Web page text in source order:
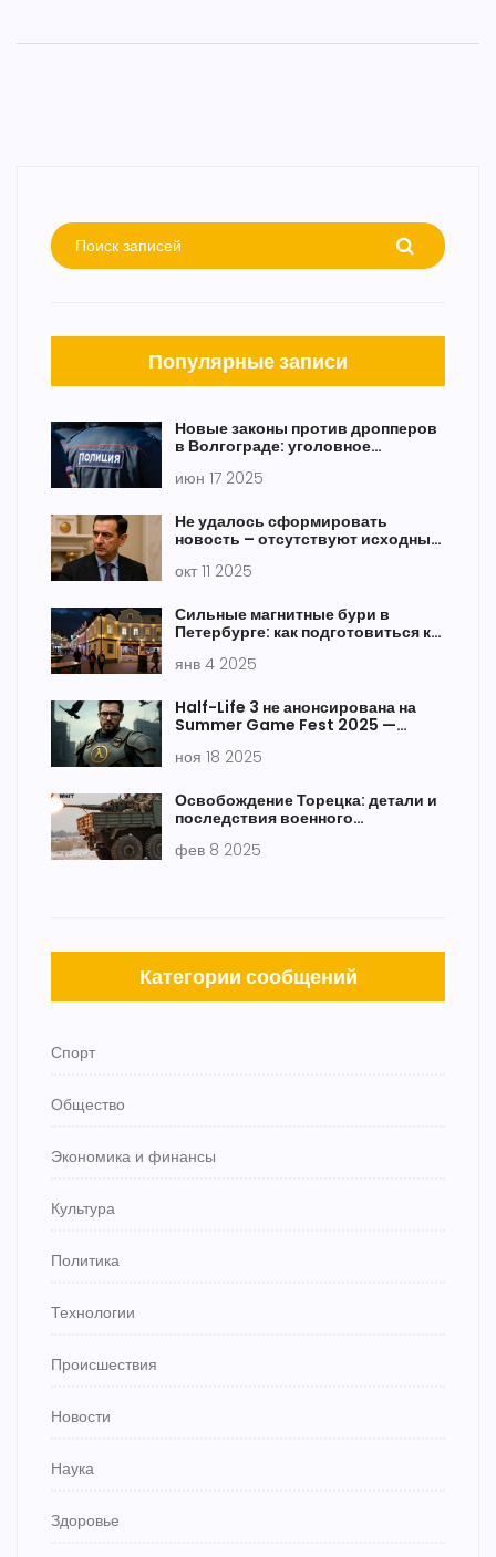
Популярные записи
Новые законы против дропперов
в Волгограде: уголовное
июн 17 2025
Не удалось сформировать
новость – отсутствуют исходные
окт 11 2025
Сильные магнитные бури в
Петербурге: как подготовиться к
янв 4 2025
Half-Life 3 не анонсирована на
Summer Game Fest 2025 —
Ньюэлла
ноя 18 2025
Освобождение Торецка: детали и
последствия военного
фев 8 2025
Категории сообщений
Спорт
Общество
Экономика и финансы
Культура
Политика
Технологии
Происшествия
Новости
Наука
Здоровье